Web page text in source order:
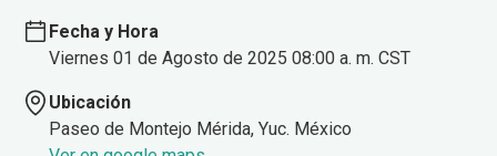
Fecha y Hora
Viernes 01 de Agosto de 2025 08:00 a. m. CST
Ubicación
Paseo de Montejo Mérida, Yuc. México